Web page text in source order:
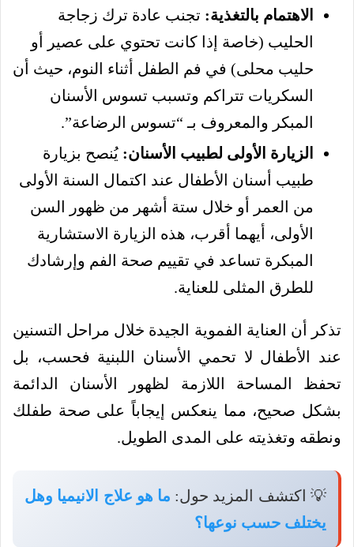
الاهتمام بالتغذية: تجنب عادة ترك زجاجة
الحليب (خاصة إذا كانت تحتوي على عصير أو
حليب محلى) في فم الطفل أثناء النوم، حيث أن
السكريات تتراكم وتسبب تسوس الأسنان
المبكر والمعروف بـ “تسوس الرضاعة”.
الزيارة الأولى لطبيب الأسنان: يُنصح بزيارة
طبيب أسنان الأطفال عند اكتمال السنة الأولى
من العمر أو خلال ستة أشهر من ظهور السن
الأولى، أيهما أقرب، هذه الزيارة الاستشارية
المبكرة تساعد في تقييم صحة الفم وإرشادك
للطرق المثلى للعناية.
تذكر أن العناية الفموية الجيدة خلال مراحل التسنين
عند الأطفال لا تحمي الأسنان اللبنية فحسب، بل
تحفظ المساحة اللازمة لظهور الأسنان الدائمة
بشكل صحيح، مما ينعكس إيجاباً على صحة طفلك
ونطقه وتغذيته على المدى الطويل.
💡 اكتشف المزيد حول: ما هو علاج الانيميا وهل
يختلف حسب نوعها؟